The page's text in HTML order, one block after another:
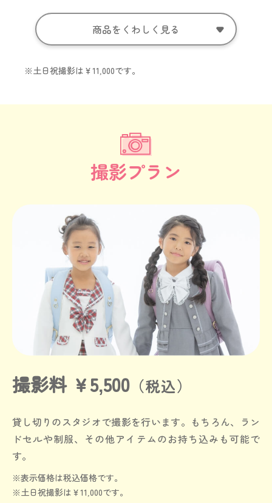
商品をくわしく見る
※土日祝撮影は￥11,000です。
撮影プラン
撮影料 ￥5,500 （税込）
貸し切りのスタジオで撮影を行います。 もちろん、ラン
ドセルや制服、その他アイテムのお持ち込みも可能で
す。
※表示価格は税込価格です。
※土日祝撮影は￥11,000です。